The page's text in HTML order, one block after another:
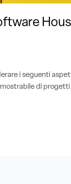
i seguenti
di